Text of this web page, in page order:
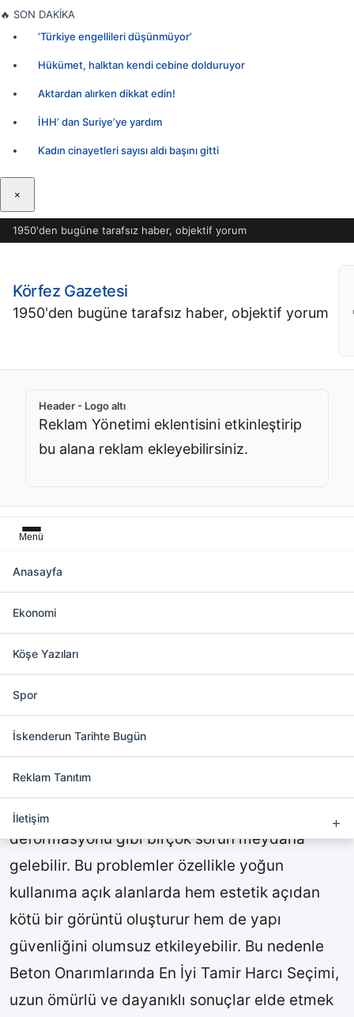
İçeriğe
🔥 SON DAKİKA
‘Türkiye engellileri düşünmüyor’
Hükümet, halktan kendi cebine dolduruyor
Aktardan alırken dikkat edin!
İHH’ dan Suriye’ye yardım
Kadın cinayetleri sayısı aldı başını gitti
×
1950'den bugüne tarafsız haber, objektif yorum
Körfez Gazetesi
1950'den bugüne tarafsız haber, objektif yorum
Header - Logo altı
Reklam Yönetimi eklentisini etkinleştirip
bu alana reklam ekleyebilirsiniz.
Menü
Anasayfa
Ekonomi
Köşe Yazıları
Spor
İskenderun Tarihte Bugün
Reklam Tanıtım
İletişim
Reklam Yönetimi eklentisini etkinleştirip bu
Beton Onarımlarında En İyi
Tamir Harcı Seçimi
Beton yüzeylerde zamanla çatlak, kırılma,
aşınma, boşluk oluşumu ve yüzey
deformasyonu gibi birçok sorun meydana
gelebilir. Bu problemler özellikle yoğun
kullanıma açık alanlarda hem estetik açıdan
kötü bir görüntü oluşturur hem de yapı
güvenliğini olumsuz etkileyebilir. Bu nedenle
Beton Onarımlarında En İyi Tamir Harcı Seçimi,
uzun ömürlü ve dayanıklı sonuçlar elde etmek